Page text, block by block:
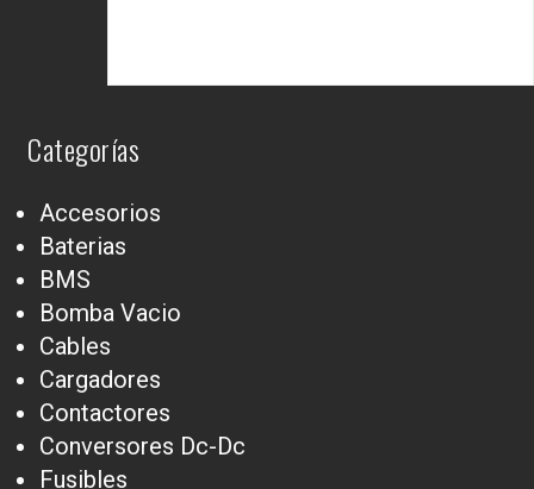
Categorías
Accesorios
Baterias
BMS
Bomba Vacio
Cables
Cargadores
Contactores
Conversores Dc-Dc
Fusibles